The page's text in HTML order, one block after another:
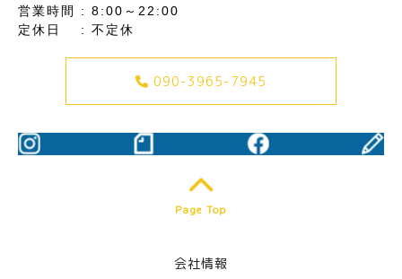
営業時間 : 8:00～22:00
定休日 : 不定休
090-3965-7945
Page Top
会社情報